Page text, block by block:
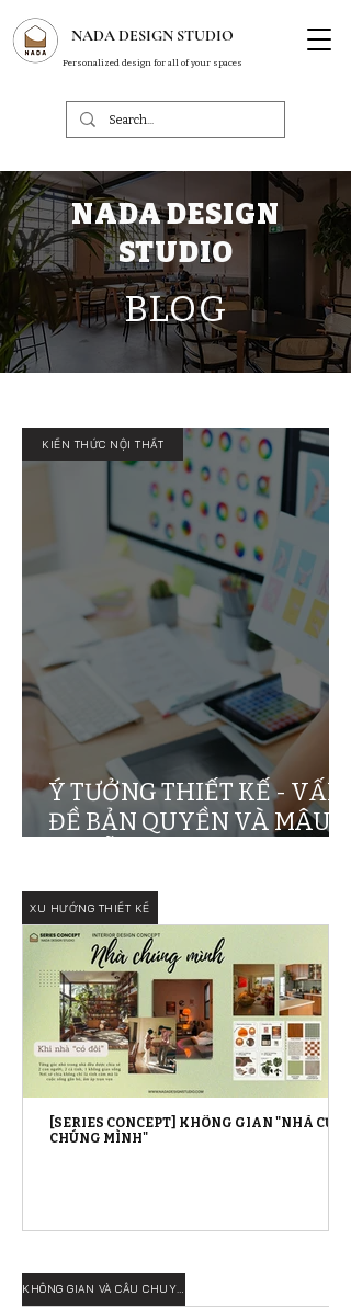
NADA DESIGN STUDIO
Personalized design for all of your spaces
NADA DESIGN
STUDIO
BLOG
Ý TƯỞNG THIẾT KẾ - VẤN
ĐỀ BẢN QUYỀN VÀ MÂU
KIẾN THỨC NỘI THẤT
XU HƯỚNG THIẾT KẾ
[SERIES CONCEPT] KHÔNG GIAN "NHÀ CỦA
CHÚNG MÌNH"
KHÔNG GIAN VÀ CÂU CHUYỆN